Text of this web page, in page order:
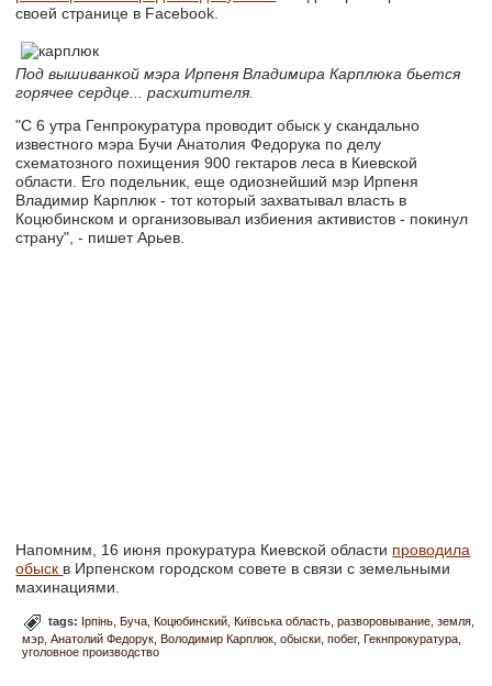
своей странице в Facebook.
Под вышиванкой мэра Ирпеня Владимира Карплюка бьется
горячее сердце... расхитителя.
"С 6 утра Генпрокуратура проводит обыск у скандально
известного мэра Бучи Анатолия Федорука по делу
схематозного похищения 900 гектаров леса в Киевской
области. Его подельник, еще одиознейший мэр Ирпеня
Владимир Карплюк - тот который захватывал власть в
Коцюбинском и организовывал избиения активистов - покинул
страну", - пишет Арьев.
Напомним, 16 июня прокуратура Киевской области проводила
обыск в Ирпенском городском совете в связи с земельными
махинациями.
tags: Ірпінь Буча Коцюбинский Київська область разворовывание земля
мэр Анатолий Федорук Володимир Карплюк обыски побег
Гекнпрокуратура
уголовное производство